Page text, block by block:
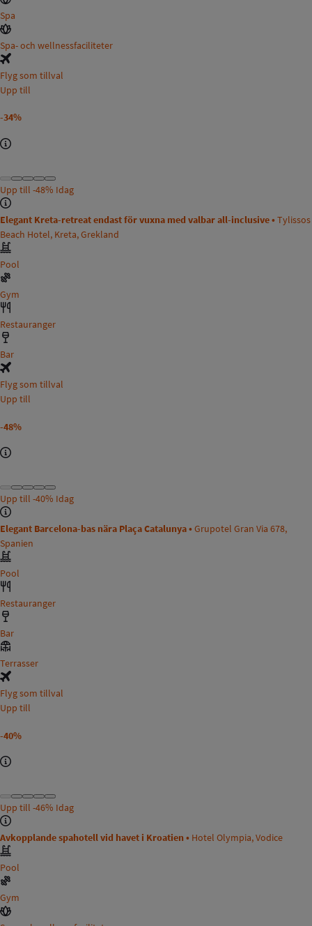
Spa
Spa- och wellnessfaciliteter
Flyg som tillval
Upp till
-34%
Upp till -48% Idag
Elegant Kreta-retreat endast för vuxna med valbar all-inclusive • Tylissos
Beach Hotel, Kreta, Grekland
Pool
Gym
Restauranger
Bar
Flyg som tillval
Upp till
-48%
Upp till -40% Idag
Elegant Barcelona-bas nära Plaça Catalunya • Grupotel Gran Via 678,
Spanien
Pool
Restauranger
Bar
Terrasser
Flyg som tillval
Upp till
-40%
Upp till -46% Idag
Avkopplande spahotell vid havet i Kroatien • Hotel Olympia, Vodice
Pool
Gym